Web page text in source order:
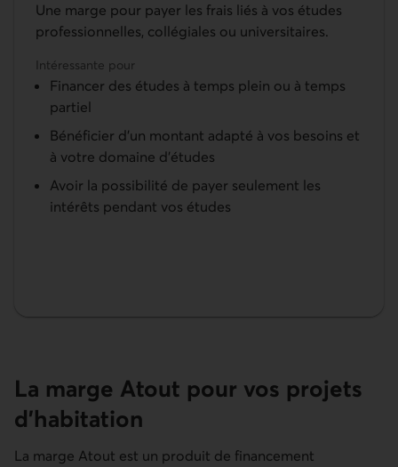
Une marge pour payer les frais liés à vos études
professionnelles, collégiales ou universitaires.
Intéressante pour
Financer des études à temps plein ou à temps
partiel
Bénéficier d’un montant adapté à vos besoins et
à votre domaine d’études
Avoir la possibilité de payer seulement les
intérêts pendant vos études
La marge Atout pour vos projets
d’habitation
La marge Atout est un produit de financement